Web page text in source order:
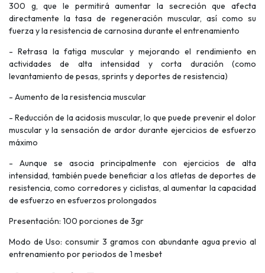
300 g, que le permitirá aumentar la secreción que afecta
directamente la tasa de regeneración muscular, así como su
fuerza y la resistencia de carnosina durante el entrenamiento
- Retrasa la fatiga muscular y mejorando el rendimiento en
actividades de alta intensidad y corta duración (como
levantamiento de pesas, sprints y deportes de resistencia)
- Aumento de la resistencia muscular
- Reducción de la acidosis muscular, lo que puede prevenir el dolor
muscular y la sensación de ardor durante ejercicios de esfuerzo
máximo
- Aunque se asocia principalmente con ejercicios de alta
intensidad, también puede beneficiar a los atletas de deportes de
resistencia, como corredores y ciclistas, al aumentar la capacidad
de esfuerzo en esfuerzos prolongados
Presentación: 100 porciones de 3gr
Modo de Uso: consumir 3 gramos con abundante agua previo al
entrenamiento por periodos de 1 mesbet